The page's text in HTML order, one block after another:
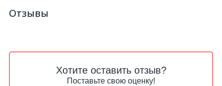
Отзывы
Хотите оставить отзыв?
Поставьте свою оценку!